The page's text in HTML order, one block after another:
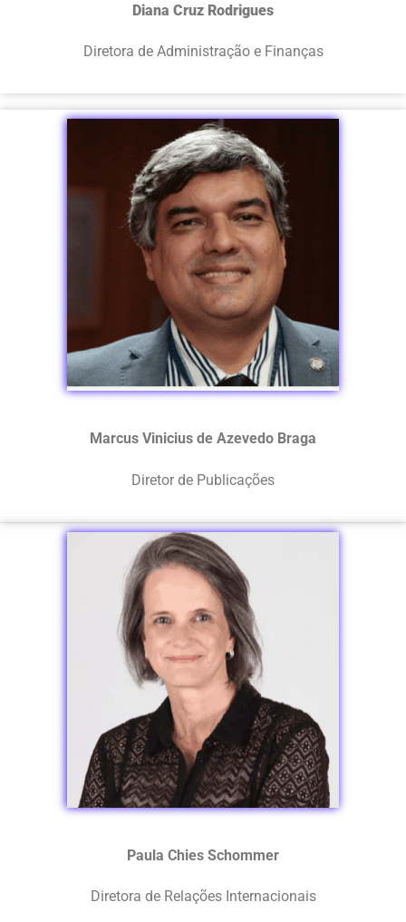
Diana Cruz Rodrigues
Diretora de Administração e Finanças
Marcus Vinicius de Azevedo Braga
Diretor de Publicações
Paula Chies Schommer
Diretora de Relações Internacionais